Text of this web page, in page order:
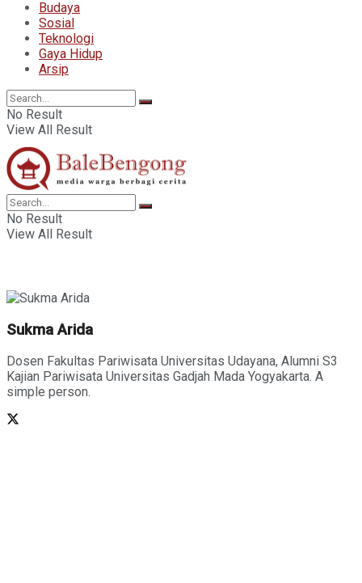
Budaya
Sosial
Teknologi
Gaya Hidup
Arsip
No Result
View All Result
No Result
View All Result
Sukma Arida
Dosen Fakultas Pariwisata Universitas Udayana, Alumni S3
Kajian Pariwisata Universitas Gadjah Mada Yogyakarta. A
simple person.